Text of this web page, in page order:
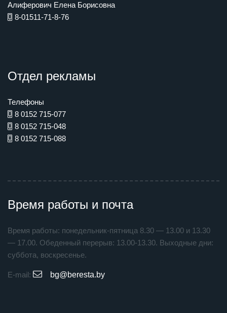
Алиферович Елена Борисовна
8-01511-71-8-76
Отдел рекламы
Телефоны
8 0152 715-077
8 0152 715-048
8 0152 715-088
Время работы и почта
Время работы: понедельник-пятница 8.30 — 13.00 и 13.30
— 17.00. Обеденный перерыв: 13.00-13.30. Выходные дни:
суббота, воскресенье.
E-mail: bg@beresta.by